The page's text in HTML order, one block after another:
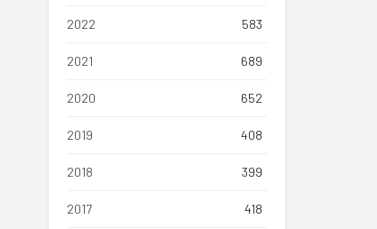
2022 583
2021 689
2020 652
2019 408
2018 399
2017 418